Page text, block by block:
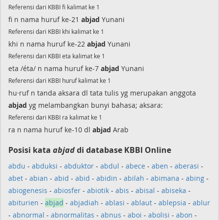
Referensi dari KBBI fi kalimat ke 1
fi n nama huruf ke-21 abjad Yunani
Referensi dari KBBI khi kalimat ke 1
khi n nama huruf ke-22 abjad Yunani
Referensi dari KBBI eta kalimat ke 1
eta /éta/ n nama huruf ke-7 abjad Yunani
Referensi dari KBBI huruf kalimat ke 1
hu·ruf n tanda aksara dl tata tulis yg merupakan anggota
abjad yg melambangkan bunyi bahasa; aksara:
Referensi dari KBBI ra kalimat ke 1
ra n nama huruf ke-10 dl abjad Arab
Posisi kata abjaddi database KBBI Online
abdu - abduksi - abduktor - abdul - abece - aben - aberasi -
abet - abian - abid - abid - abidin - abilah - abimana - abing -
abiogenesis - abiosfer - abiotik - abis - abisal - abiseka -
abiturien - abjad - abjadiah - ablasi - ablaut - ablepsia - ablur
- abnormal - abnormalitas - abnus - aboi - abolisi - abon -